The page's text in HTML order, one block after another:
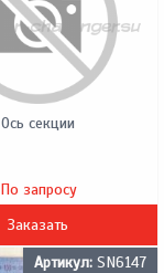
Ось секции
По запросу
Заказать
Артикул: SN6147